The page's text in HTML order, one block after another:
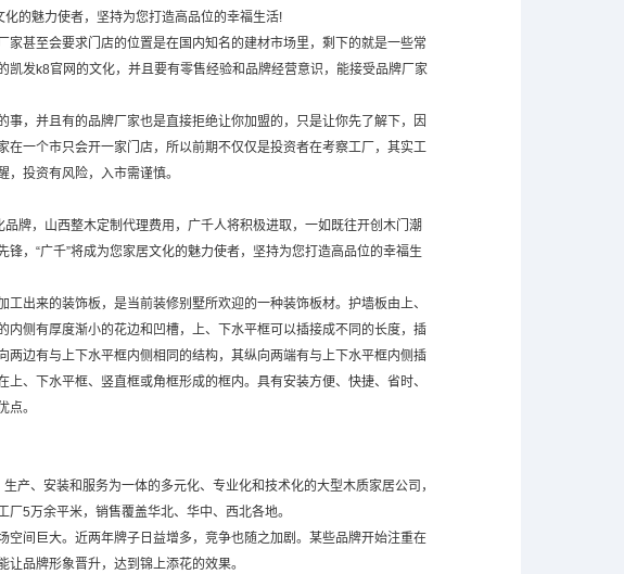
的魅力使者，坚持为您打造高品位的幸福生活!
甚至会要求门店的位置是在国内知名的建材市场里，剩下的就是一些常
凯发k8官网的文化，并且要有零售经验和品牌经营意识，能接受品牌厂家
，并且有的品牌厂家也是直接拒绝让你加盟的，只是让你先了解下，因
在一个市只会开一家门店，所以前期不仅仅是投资者在考察工厂，其实工
投资有风险，入市需谨慎。
牌，山西整木定制代理费用，广千人将积极进取，一如既往开创木门潮
，“广千”将成为您家居文化的魅力使者，坚持为您打造高品位的幸福生
出来的装饰板，是当前装修别墅所欢迎的一种装饰板材。护墙板由上、
内侧有厚度渐小的花边和凹槽，上、下水平框可以插接成不同的长度，插
边有与上下水平框内侧相同的结构，其纵向两端有与上下水平框内侧插
、下水平框、竖直框或角框形成的框内。具有安装方便、快捷、省时、
。
产、安装和服务为一体的多元化、专业化和技术化的大型木质家居公司，
5万余平米，销售覆盖华北、华中、西北各地。
间巨大。近两年牌子日益增多，竞争也随之加剧。某些品牌开始注重在
品牌形象晋升，达到锦上添花的效果。